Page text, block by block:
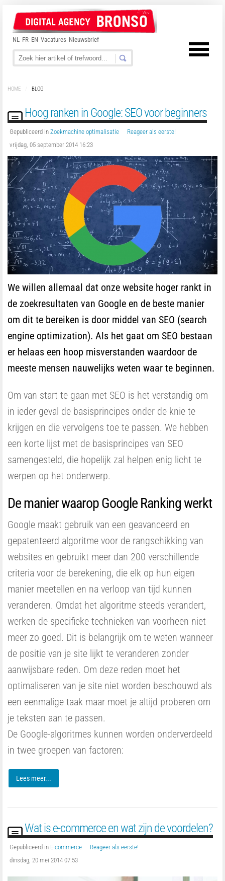
NL FR EN Vacatures Nieuwsbrief
HOME BLOG
Hoog ranken in Google: SEO voor beginners
Gepubliceerd in Zoekmachine optimalisatie
Reageer als eerste!
vrijdag, 05 september 2014 16:23
We willen allemaal dat onze website hoger rankt in
de zoekresultaten van Google en de beste manier
om dit te bereiken is door middel van SEO (search
engine optimization). Als het gaat om SEO bestaan
er helaas een hoop misverstanden waardoor de
meeste mensen nauwelijks weten waar te beginnen.
Om van start te gaan met SEO is het verstandig om
in ieder geval de basisprincipes onder de knie te
krijgen en die vervolgens toe te passen. We hebben
een korte lijst met de basisprincipes van SEO
samengesteld, die hopelijk zal helpen enig licht te
werpen op het onderwerp.
De manier waarop Google Ranking werkt
Google maakt gebruik van een geavanceerd en
gepatenteerd algoritme voor de rangschikking van
websites en gebruikt meer dan 200 verschillende
criteria voor de berekening, die elk op hun eigen
manier meetellen en na verloop van tijd kunnen
veranderen. Omdat het algoritme steeds verandert,
werken de specifieke technieken van voorheen niet
meer zo goed. Dit is belangrijk om te weten wanneer
de positie van je site lijkt te veranderen zonder
aanwijsbare reden. Om deze reden moet het
optimaliseren van je site niet worden beschouwd als
een eenmalige taak maar moet je altijd proberen om
je teksten aan te passen.
De Google-algoritmes kunnen worden onderverdeeld
in twee groepen van factoren:
Lees meer...
Wat is e-commerce en wat zijn de voordelen?
Gepubliceerd in E-commerce
Reageer als eerste!
dinsdag, 20 mei 2014 07:53